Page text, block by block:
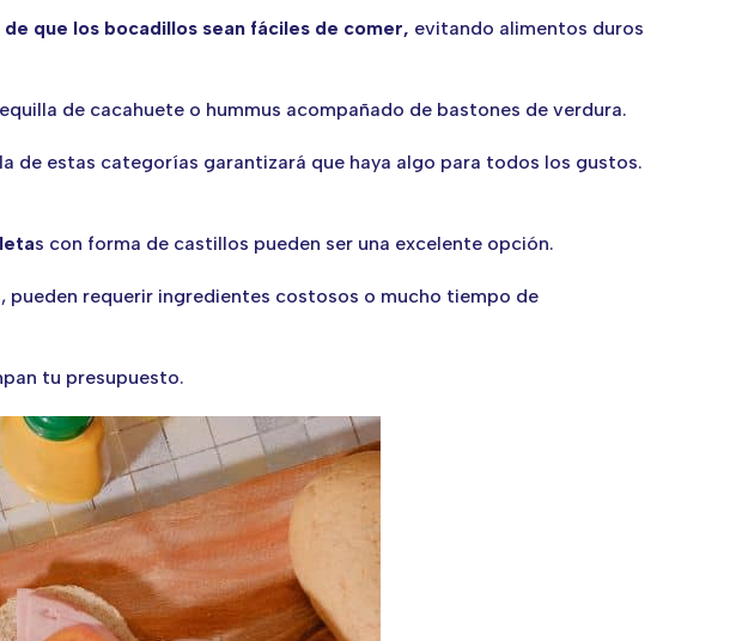
que los bocadillos sean fáciles de comer, evitando alimentos duros
de cacahuete o hummus acompañado de bastones de verdura.
de estas categorías garantizará que haya algo para todos los gustos.
s con forma de castillos pueden ser una excelente opción.
requerir ingredientes costosos o mucho tiempo de
tu presupuesto.